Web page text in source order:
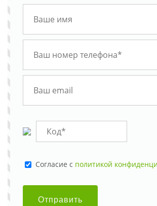
Cогласие с политикой
Отправить